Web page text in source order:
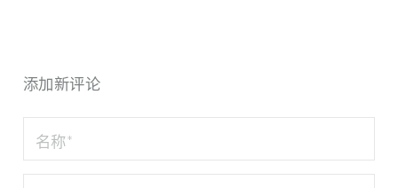
添加新评论